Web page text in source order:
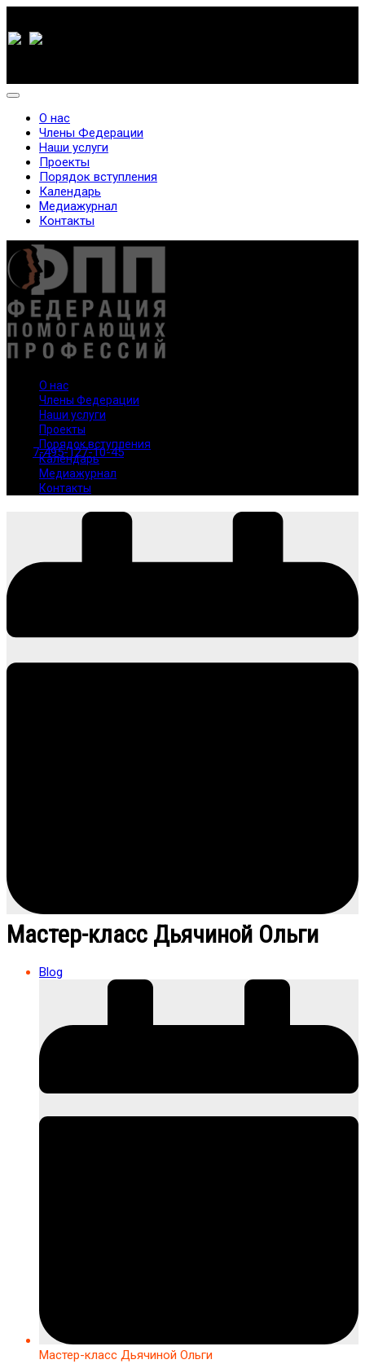
7-495-127-10-45
О нас
Члены Федерации
Наши услуги
Проекты
Порядок вступления
Календарь
Медиажурнал
Контакты
О нас
Члены Федерации
Наши услуги
Проекты
Порядок вступления
Календарь
Медиажурнал
Контакты
Мастер-класс Дьячиной Ольги
Blog
Мастер-класс Дьячиной Ольги